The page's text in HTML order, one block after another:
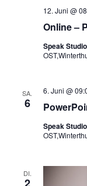
Online –
12. Juni @
Speak Studio
SA.
6
6. Juni @
Speak Studio
DI.